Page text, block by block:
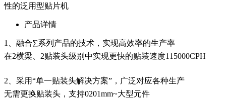
性的泛用型贴片机
产品详情
1、融合∑系列产品的技术，实现高效率的生产率
在2横梁、2贴装头级别中实现更快的贴装速度115000CPH
2、采用“单一贴装头解决方案”，广泛对应各种生产
无需更换贴装头，支持0201mm~大型元件